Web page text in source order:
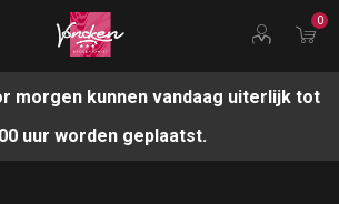
0
morgen kunnen vandaag uiterlijk tot
uur worden geplaatst.